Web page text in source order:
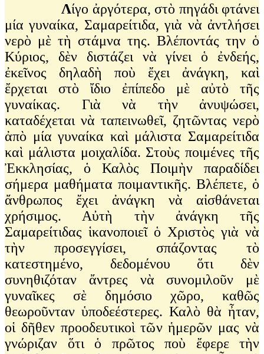
Λίγο ἀργότερα, στὸ πηγάδι φτάνει
μία γυναίκα, Σαμαρείτιδα, γιὰ νὰ ἀντλήσει
νερὸ μὲ τὴ στάμνα της. Βλέποντάς την ὁ
Κύριος, δὲν διστάζει νὰ γίνει ὁ ἐνδεής,
ἐκεῖνος δηλαδὴ ποὺ ἔχει ἀνάγκη, καὶ
ἔρχεται στὸ ἴδιο ἐπίπεδο μὲ αὐτὸ τῆς
γυναίκας. Γιὰ νὰ τὴν ἀνυψώσει,
καταδέχεται νὰ ταπεινωθεῖ, ζητῶντας νερὸ
ἀπὸ μία γυναίκα καὶ μάλιστα Σαμαρείτιδα
καὶ μάλιστα μοιχαλίδα. Στοὺς ποιμένες τῆς
Ἐκκλησίας, ὁ Καλὸς Ποιμὴν παραδίδει
σήμερα μαθήματα ποιμαντικῆς. Βλέπετε, ὁ
ἄνθρωπος ἔχει ἀνάγκη νὰ αἰσθάνεται
χρήσιμος. Αὐτὴ τὴν ἀνάγκη τῆς
Σαμαρείτιδας ἱκανοποιεῖ ὁ Χριστὸς γιὰ νὰ
τὴν προσεγγίσει, σπάζοντας τὸ
κατεστημένο, δεδομένου ὅτι δὲν
συνηθιζόταν ἄντρες νὰ συνομιλοῦν μὲ
γυναῖκες σὲ δημόσιο χῶρο, καθῶς
θεωροῦνταν ὑποδεέστερες. Καλὸ θὰ ἦταν,
οἱ δῆθεν προοδευτικοὶ τῶν ἡμερῶν μας νὰ
γνώριζαν ὅτι ὁ πρῶτος ποὺ ἔφερε τὴν